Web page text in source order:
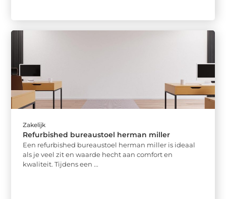
Zakelijk
Refurbished bureaustoel herman miller
Een refurbished bureaustoel herman miller is ideaal
als je veel zit en waarde hecht aan comfort en
kwaliteit. Tijdens een ...